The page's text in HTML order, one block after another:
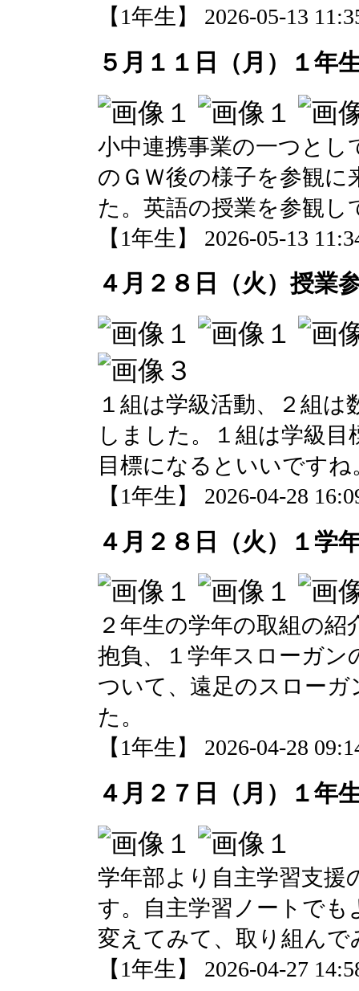
【1年生】 2026-05-13
５月１１日（月）１年
小中連携事業の一つとし
のＧＷ後の様子を参観
た。英語の授業を参観
【1年生】 2026-05-13
４月２８日（火）授
１組は学級活動、２組
しました。１組は学級
目標になるといいですね
【1年生】 2026-04-28
４月２８日（火）１学
２年生の学年の取組の
抱負、１学年スローガン
ついて、遠足のスロー
た。
【1年生】 2026-04-28
４月２７日（月）１年
学年部より自主学習支
す。自主学習ノートで
変えてみて、取り組ん
【1年生】 2026-04-27